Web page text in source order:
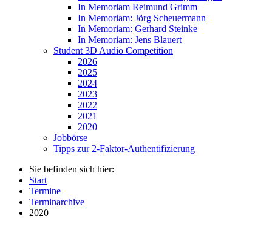
In Memoriam Reimund Grimm
In Memoriam: Jörg Scheuermann
In Memoriam: Gerhard Steinke
In Memoriam: Jens Blauert
Student 3D Audio Competition
2026
2025
2024
2023
2022
2021
2020
Jobbörse
Tipps zur 2-Faktor-Authentifizierung
Sie befinden sich hier:
Start
Termine
Terminarchive
2020